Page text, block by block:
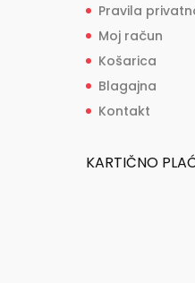
Pravila
Moj račun
Košarica
Blagajna
Kontakt
KARTIČNO